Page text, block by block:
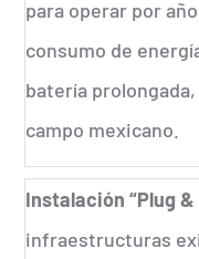
para operar por
consumo de
batería
campo mexicano.
Instalación “Plug &
infraestructuras